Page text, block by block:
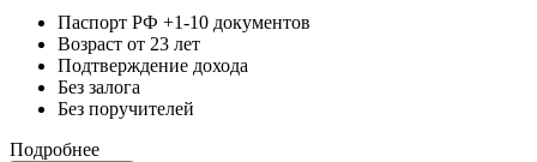
Паспорт РФ +1-10 документов
Возраст от 23 лет
Подтверждение дохода
Без залога
Без поручителей
Подробнее